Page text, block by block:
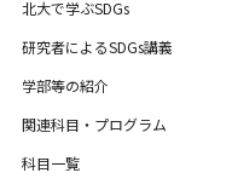
北大で学ぶSDGs
研究者によるSDGs講義
学部等の紹介
関連科目・プログラム
科目一覧